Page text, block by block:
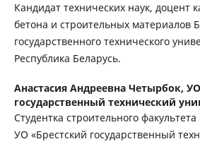
Кандидат технических наук, доцент
бетона и строительных материалов
государственного технического
Республика Беларусь.
Анастасия Андреевна Четырбок,
государственный технический
Студентка строительного
УО «Брестский государственный